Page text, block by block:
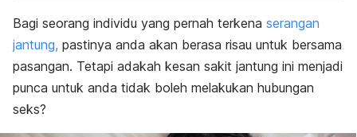
Bagi seorang individu yang pernah terkena serangan
jantung, pastinya anda akan berasa risau untuk bersama
pasangan. Tetapi adakah kesan sakit jantung ini menjadi
punca untuk anda tidak boleh melakukan hubungan
seks?